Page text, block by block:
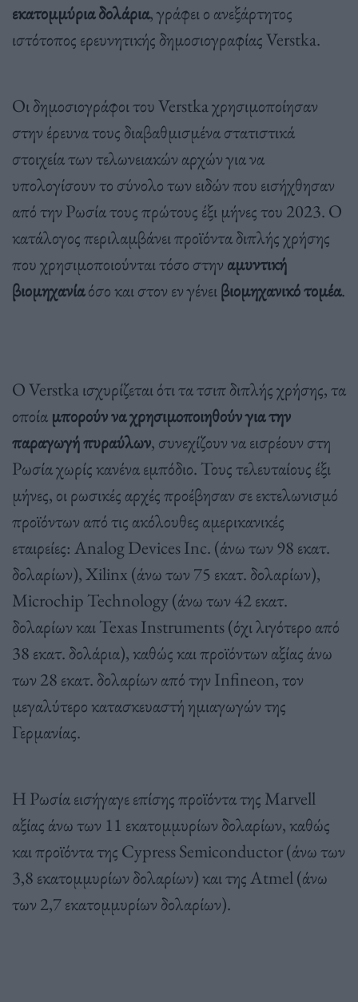
εκατομμύρια δολάρια, γράφει ο ανεξάρτητος
ιστότοπος ερευνητικής δημοσιογραφίας Verstka.
Οι δημοσιογράφοι του Verstka χρησιμοποίησαν
στην έρευνα τους διαβαθμισμένα στατιστικά
στοιχεία των τελωνειακών αρχών για να
υπολογίσουν το σύνολο των ειδών που εισήχθησαν
από την Ρωσία τους πρώτους έξι μήνες του 2023. Ο
κατάλογος περιλαμβάνει προϊόντα διπλής χρήσης
που χρησιμοποιούνται τόσο στην αμυντική
βιομηχανίαόσο και στον εν γένειβιομηχανικό τομέα.
Ο Verstka ισχυρίζεται ότι τα τσιπ διπλής χρήσης, τα
οποία μπορούν να χρησιμοποιηθούν για την
παραγωγή πυραύλων, συνεχίζουν να εισρέουν στη
Ρωσία χωρίς κανένα εμπόδιο. Τους τελευταίους έξι
μήνες, οι ρωσικές αρχές προέβησαν σε εκτελωνισμό
προϊόντων από τις ακόλουθες αμερικανικές
εταιρείες: Analog Devices Inc. (άνω των 98 εκατ.
δολαρίων), Xilinx (άνω των 75 εκατ. δολαρίων),
Microchip Technology (άνω των 42 εκατ.
δολαρίων και Texas Instruments (όχι λιγότερο από
38 εκατ. δολάρια), καθώς και προϊόντων αξίας άνω
των 28 εκατ. δολαρίων από την Infineon, τον
μεγαλύτερο κατασκευαστή ημιαγωγών της
Γερμανίας.
Η Ρωσία εισήγαγε επίσης προϊόντα της Marvell
αξίας άνω των 11 εκατομμυρίων δολαρίων, καθώς
και προϊόντα της Cypress Semiconductor (άνω των
3,8 εκατομμυρίων δολαρίων) και της Atmel (άνω
των 2,7 εκατομμυρίων δολαρίων).